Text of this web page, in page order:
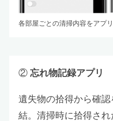
各部屋ごとの清掃内容をアプ
②忘れ物記録アプリ
遺失物の拾得から確
結。清掃時に拾得さ